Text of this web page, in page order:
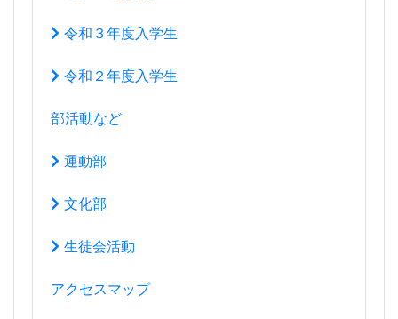
令和３年度入学生
令和２年度入学生
部活動など
運動部
文化部
生徒会活動
アクセスマップ